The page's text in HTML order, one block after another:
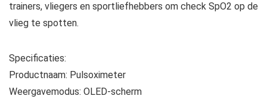
trainers, vliegers en sportliefhebbers om check SpO2 op de
vlieg te spotten.
Specificaties:
Productnaam: Pulsoximeter
Weergavemodus: OLED-scherm